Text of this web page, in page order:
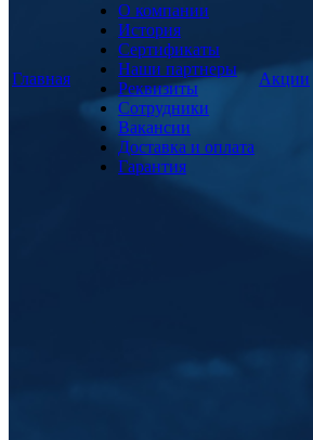
Главная
О компании
История
Сертификаты
Наши партнеры
Реквизиты
Сотрудники
Вакансии
Доставка и оплата
Гарантия
Акции